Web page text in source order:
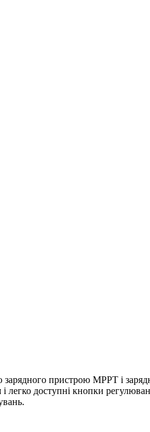
пристрою MPPT і
доступні кнопки